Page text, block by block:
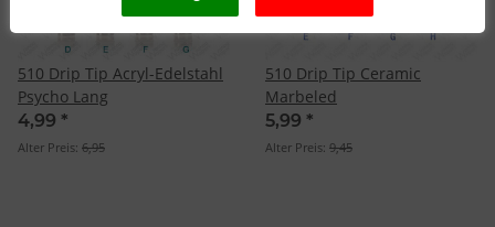
510 Drip Tip Acryl-Edelstahl
Psycho Lang
4,99 *
Alter Preis: 6,95
510 Drip Tip Ceramic
Marbeled
5,99 *
Alter Preis: 9,45